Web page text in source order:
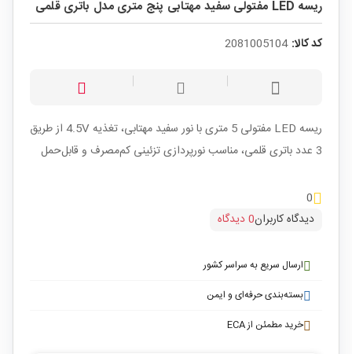
ریسه LED مفتولی سفید مهتابی پنج متری مدل باتری قلمی
کد کالا: 2081005104
ریسه LED مفتولی 5 متری با نور سفید مهتابی، تغذیه 4.5V از طریق
3 عدد باتری قلمی، مناسب نورپردازی تزئینی کم‌مصرف و قابل‌حمل
0
دیدگاه کاربران0 دیدگاه
ارسال سریع به سراسر کشور
بسته‌بندی حرفه‌ای و ایمن
خرید مطمئن از ECA